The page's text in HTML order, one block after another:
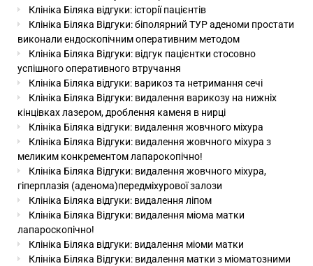
Клініка Біляка відгуки: історії пацієнтів
Клініка Біляка Відгуки: біполярний ТУР аденоми простати
виконали ендоскопічним оперативним методом
Клініка Біляка Відгуки: відгук пацієнтки стосовно
успішного оперативного втручання
Клініка Біляка відгуки: варикоз та нетримання сечі
Клініка Біляка Відгуки: видалення варикозу на нижніх
кінцівках лазером, дроблення каменя в нирці
Клініка Біляка відгуки: видалення жовчного міхура
Клініка Біляка Відгуки: видалення жовчного міхура з
меликим конкрементом лапарокопічно!
Клініка Біляка Відгуки: видалення жовчного міхура,
гіперплазія (аденома)передміхурової залози
Клініка Біляка відгуки: видалення ліпом
Клініка Біляка Відгуки: видалення міома матки
лапароскопічно!
Клініка Біляка відгуки: видалення міоми матки
Клініка Біляка Відгуки: видалення матки з міоматозними